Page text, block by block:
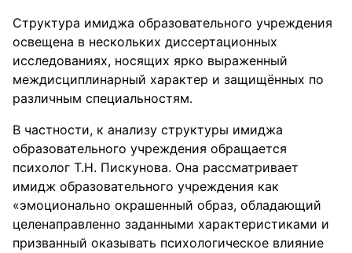
Структура имиджа образовательного учреждения
освещена в нескольких диссертационных
исследованиях, носящих ярко выраженный
междисциплинарный характер и защищённых по
различным специальностям.
В частности, к анализу структуры имиджа
образовательного учреждения обращается
психолог Т.Н. Пискунова. Она рассматривает
имидж образовательного учреждения как
«эмоционально окрашенный образ, обладающий
целенаправленно заданными характеристиками и
призванный оказывать психологическое влияние